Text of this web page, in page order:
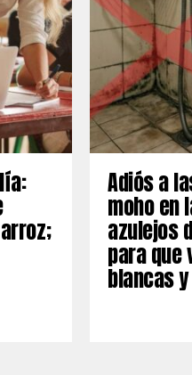
Adiós a
moho en
azulejos
para que
blancas